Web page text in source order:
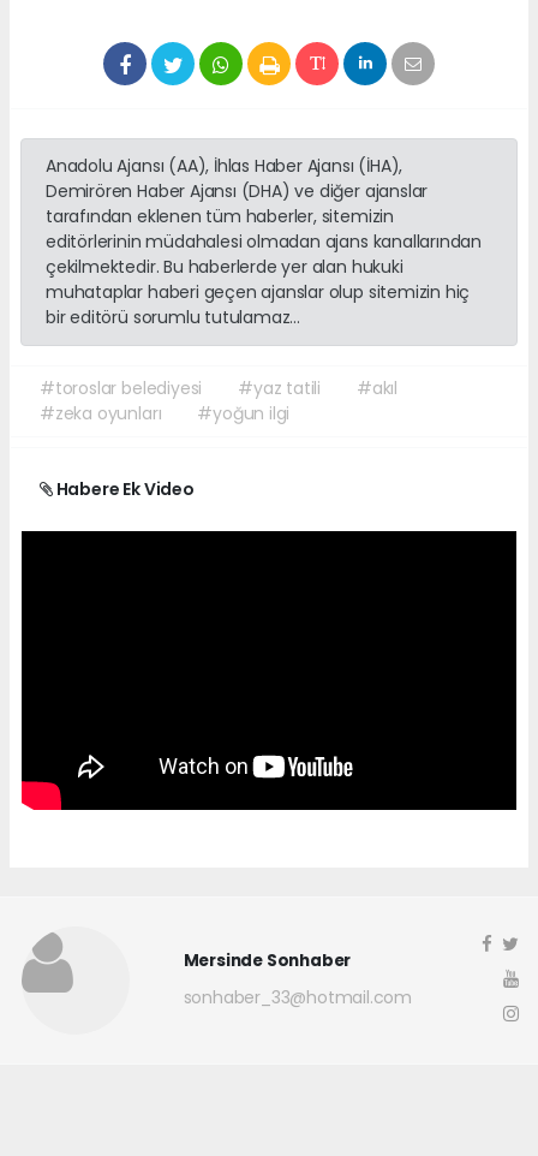
Anadolu Ajansı (AA), İhlas Haber Ajansı (İHA),
Demirören Haber Ajansı (DHA) ve diğer ajanslar
tarafından eklenen tüm haberler, sitemizin
editörlerinin müdahalesi olmadan ajans kanallarından
çekilmektedir. Bu haberlerde yer alan hukuki
muhataplar haberi geçen ajanslar olup sitemizin hiç
bir editörü sorumlu tutulamaz...
#toroslar belediyesi #yaz tatili
#akıl
#zeka oyunları
#yoğun ilgi
Habere Ek Video
Mersinde Sonhaber
sonhaber_33@hotmail.com